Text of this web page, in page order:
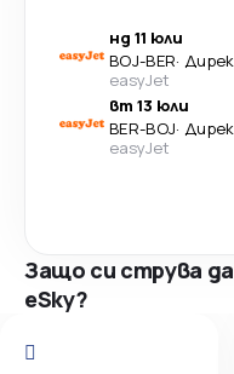
нд 11 юли
BOJ-BER·
easyJet
вт 13 юли
BER-BOJ·
easyJet
Защо си струва
eSky?